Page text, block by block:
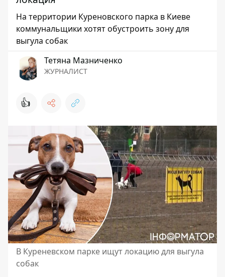
На территории Куреновского парка в Киеве
коммунальщики хотят обустроить зону для
выгула собак
Тетяна Мазниченко
ЖУРНАЛИСТ
👍
В Куреневском парке ищут локацию для выгула
собак